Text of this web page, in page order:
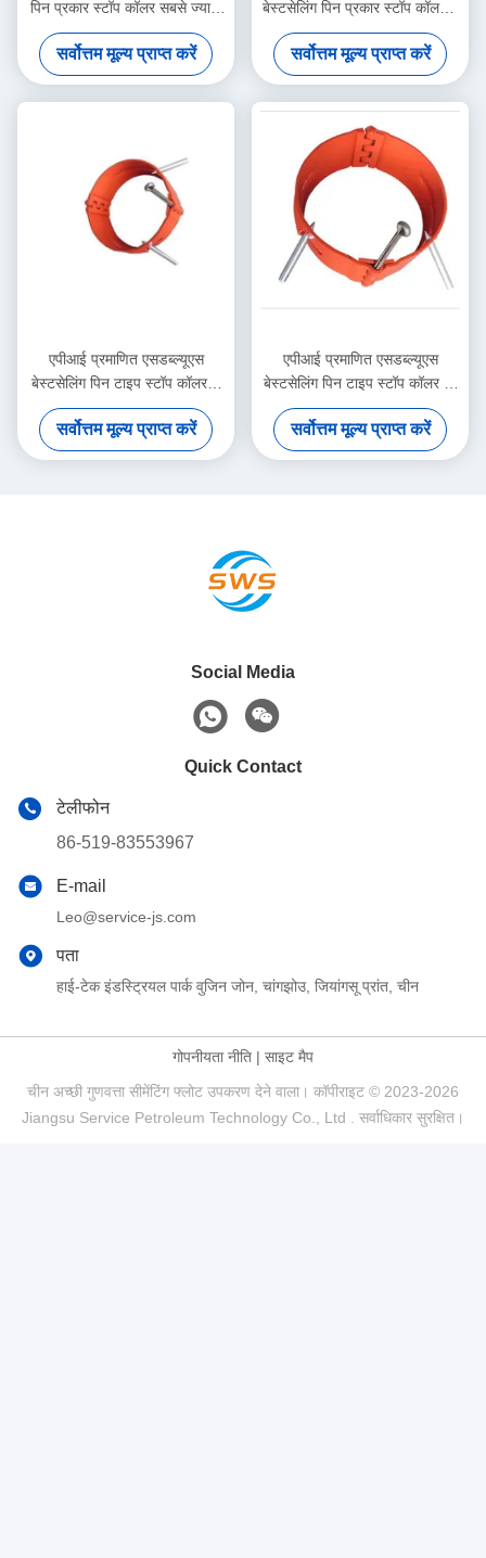
पिन प्रकार स्टॉप कॉलर सबसे ज्यादा
बिकने वाला SWS हाई कार्बन स्टील
मूवमेंट लिमिटर के लिए
सर्वोत्तम मूल्य प्राप्त करें
बेस्टसेलिंग पिन प्रकार स्टॉप कॉलर 7
5/8 "7.62 मिमी 1 साल की वारंटी
तेल और गैस केशिंग सेंट्रलाइज़र टूल
सर्वोत्तम मूल्य प्राप्त करें
एपीआई प्रमाणित एसडब्ल्यूएस
बेस्टसेलिंग पिन टाइप स्टॉप कॉलर 5
1/2 "14.27 मिमी1 साल की वारंटी
तेल और गैस केशिंग सेंट्रलाइज़र टूल
सर्वोत्तम मूल्य प्राप्त करें
एपीआई प्रमाणित एसडब्ल्यूएस
बेस्टसेलिंग पिन टाइप स्टॉप कॉलर 7"
13.72मिमी 1 साल की वारंटी ऑयल
एंड गैस केसिंग सेंट्रलाइज़र टूल
सर्वोत्तम मूल्य प्राप्त करें
Social Media
Quick Contact
टेलीफोन
86-519-83553967
E-mail
Leo@service-js.com
पता
हाई-टेक इंडस्ट्रियल पार्क वुजिन जोन, चांगझोउ, जियांगसू प्रांत, चीन
गोपनीयता नीति | साइट मैप
चीन अच्छी गुणवत्ता सीमेंटिंग फ्लोट उपकरण देने वाला। कॉपीराइट © 2023-2026
Jiangsu Service Petroleum Technology Co., Ltd . सर्वाधिकार सुरक्षित।